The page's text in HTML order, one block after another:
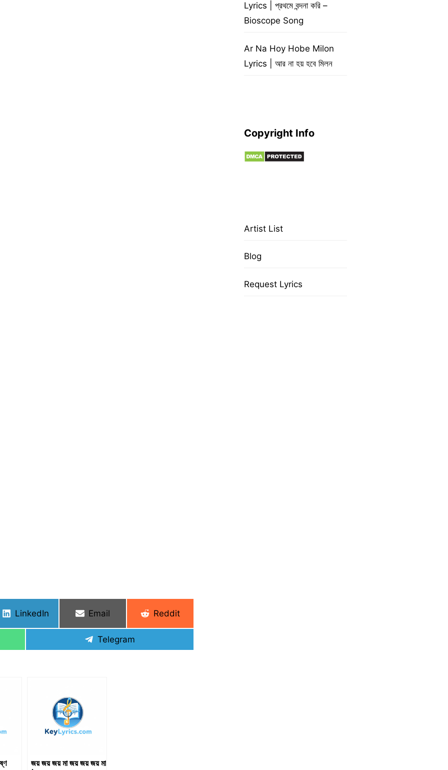
Share
LinkedIn
Share
Email
Share
Reddit
Share
Telegram
জয় জয় জয় মা জয় জয় জয় মা
Lyrics | প্রথমে বন্দনা করি –
Bioscope Song
Ar Na Hoy Hobe Milon
Lyrics | আর না হয় হবে মিলন
Copyright Info
Artist List
Blog
Request Lyrics